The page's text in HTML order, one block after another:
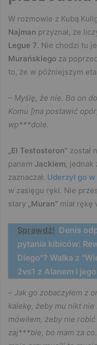
W rozmowie z Kubą
Najman przyznał, że
Legue 7. Nie chodzi tu
Murańskiego za
to, że w późniejszym
– Myślę, że nie. Bo on
Komu [ma postawić
wp***dole.
„El Testosteron” został
panem Jackiem, jednak
zaznaczał. Uderzył go
w zasięgu ręki. Nie
stary „Muran” miał
Sprawdź! Denis
pytania kibiców:
Diego"? Walka z
2vs1 z Alanem i
– Jak go zobaczyłem z
kalekę, żeby mu nikt
mówiłem, żeby nie
zaj***bie, bo mam za